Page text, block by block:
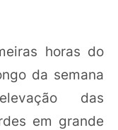
horas do
da semana
das
em grande